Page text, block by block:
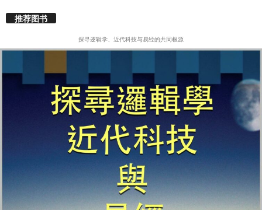
推荐图书
探寻逻辑学、近代科技与易经的共同根源